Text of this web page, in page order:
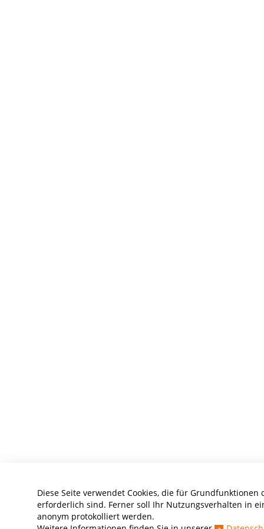
Diese Seite verwendet Cookies, die für Grundfunktionen
erforderlich sind. Ferner soll Ihr Nutzungsverhalten in
anonym protokolliert werden.